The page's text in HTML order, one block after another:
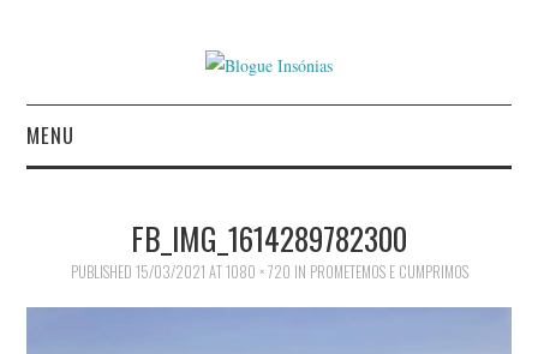
MENU
FB_IMG_1614289782300
PUBLISHED 15/03/2021 AT1080 × 720 IN PROMETEMOS E CUMPRIMOS